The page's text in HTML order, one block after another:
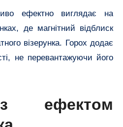
ефектно виглядає на
де магнітний відблиск
візерунка. Горох додає
не перевантажуючи його
ефектом